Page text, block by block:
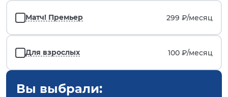
Матч! Премьер 299 ₽/месяц
Для взрослых 100 ₽/месяц
Вы выбрали: